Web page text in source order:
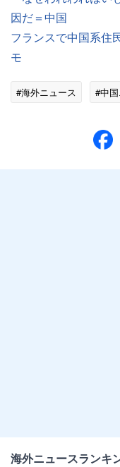
因だ＝中国
フランスで中国系住
モ
#海外ニュース #中
海外ニュースランキ